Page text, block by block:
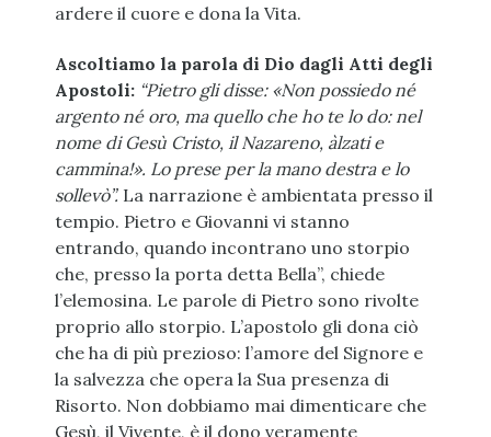
ardere il cuore e dona la Vita.
Ascoltiamo la parola di Dio dagli Atti degli
Apostoli: “Pietro gli disse: «Non possiedo né
argento né oro, ma quello che ho te lo do: nel
nome di Gesù Cristo, il Nazareno, àlzati e
cammina!». Lo prese per la mano destra e lo
sollevò”.La narrazione è ambientata presso il
tempio. Pietro e Giovanni vi stanno
entrando, quando incontrano uno storpio
che, presso la porta detta Bella”, chiede
l’elemosina. Le parole di Pietro sono rivolte
proprio allo storpio. L’apostolo gli dona ciò
che ha di più prezioso: l’amore del Signore e
la salvezza che opera la Sua presenza di
Risorto. Non dobbiamo mai dimenticare che
Gesù, il Vivente, è il dono veramente